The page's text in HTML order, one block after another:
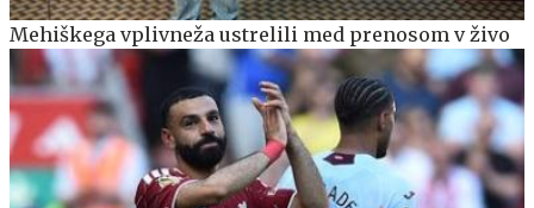
Mehiškega vplivneža ustrelili med prenosom v živo